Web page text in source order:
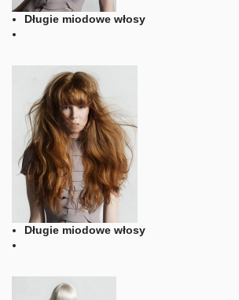
Długie miodowe włosy
Długie miodowe włosy